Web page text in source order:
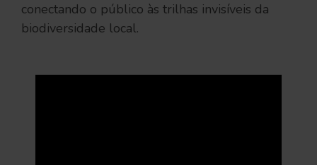
conectando o público às trilhas invisíveis da
biodiversidade local.